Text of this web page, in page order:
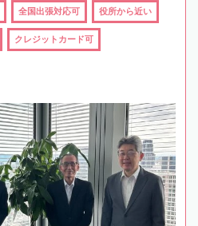
全国出張対応可 役所から近い
クレジットカード可